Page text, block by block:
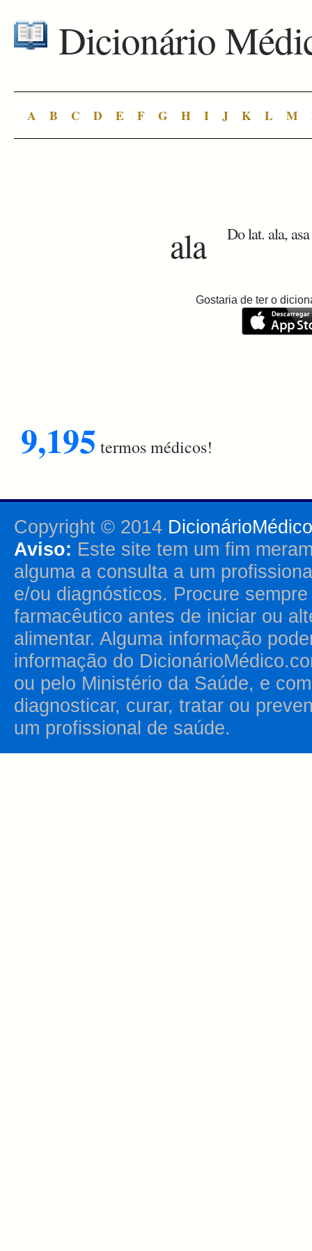
Dicionário
A B C D E F G H I J K L M
ala Do lat. ala,
Gostaria de ter o
9,195 termos médicos!
Copyright © 2014
Aviso: Este site tem um fim
alguma a consulta a um
e/ou diagnósticos. Procure
farmacêutico antes de iniciar ou
alimentar. Alguma informação
informação do
ou pelo Ministério da Saúde, e
diagnosticar, curar, tratar ou
um profissional de saúde.